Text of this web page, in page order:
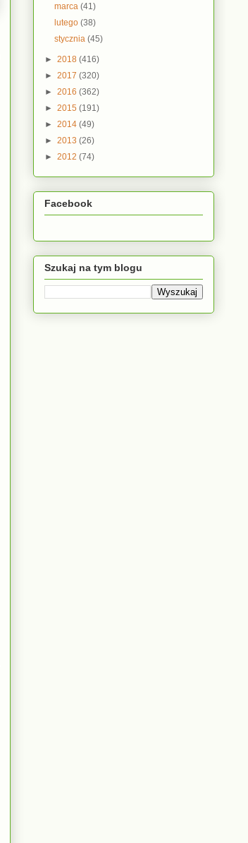
marca(41)
lutego(38)
stycznia(45)
► 2018 (416)
► 2017 (320)
► 2016 (362)
► 2015 (191)
► 2014 (49)
► 2013 (26)
► 2012 (74)
Facebook
Szukaj na tym blogu